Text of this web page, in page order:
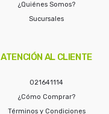
¿Quiénes Somos?
Sucursales
ATENCIÓN AL CLIENTE
021641114
¿Cómo Comprar?
Términos y Condiciones